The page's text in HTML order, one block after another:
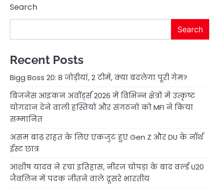
Search
Search
Recent Posts
Bigg Boss 20: 8 जोड़ीयां, 2 टीमें, क्या बदलेगा पूरी गेम?
बिजनेस आइकन अवॉर्ड्स 2026 में विभिन्न क्षेत्रों में उत्कृष्ट
योगदान देने वाली हस्तियों और संगठनों को MFI ने किया
सम्मानित
असम बाढ़ राहत के लिए एकजुट हुए Gen Z और DU के नॉर्थ
ईस्ट छात्र
आशीष यादव ने रचा इतिहास, नीरज चोपड़ा के बाद वर्ल्ड U20
जैवलिन में पदक जीतने वाले दूसरे भारतीय